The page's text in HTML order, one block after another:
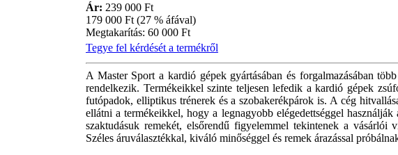
Ár: 239 000 Ft
179 000 Ft (27 % áfával)
Megtakarítás: 60 000 Ft
Tegye fel kérdését a termékről
A Master Sport a kardió gépek gyártásában és forgalmazásában
rendelkezik. Termékeikkel szinte teljesen lefedik a kardió gépek
futópadok, elliptikus trénerek és a szobakerékpárok is. A cég
ellátni a termékeikkel, hogy a legnagyobb elégedettséggel
szaktudásuk remekét, elsőrendű figyelemmel tekintenek a vásárlói
Széles áruválasztékkal, kiváló minőséggel és remek árazással